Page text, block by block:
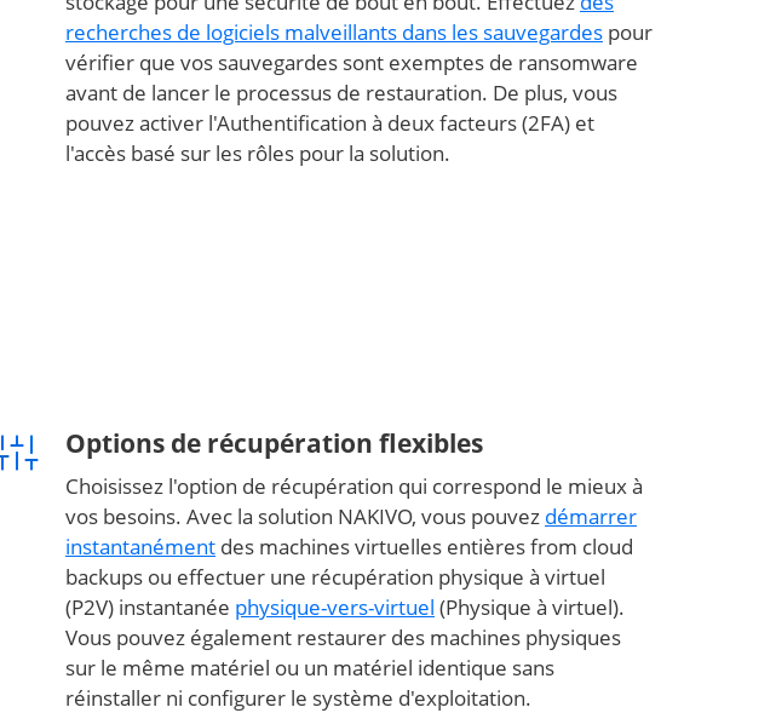
recherches de logiciels malveillants dans les sauvegardespour
vérifier que vos sauvegardes sont exemptes de ransomware
avant de lancer le processus de restauration. De plus, vous
pouvez activer l'Authentification à deux facteurs (2FA) et
l'accès basé sur les rôles pour la solution.
Options de récupération flexibles
Choisissez l'option de récupération qui correspond le mieux à
vos besoins. Avec la solution NAKIVO, vous pouvez démarrer
instantanémentdes machines virtuelles entières from cloud
backups ou effectuer une récupération physique à virtuel
(P2V) instantanée physique-vers-virtuel (Physique à virtuel).
Vous pouvez également restaurer des machines physiques
sur le même matériel ou un matériel identique sans
réinstaller ni configurer le système d'exploitation.